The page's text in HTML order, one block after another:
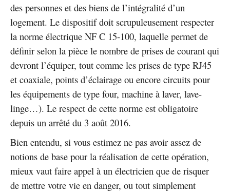
des personnes et des biens de l’intégralité d’un
logement. Le dispositif doit scrupuleusement respecter
la norme électrique NF C 15-100, laquelle permet de
définir selon la pièce le nombre de prises de courant qui
devront l’équiper, tout comme les prises de type RJ45
et coaxiale, points d’éclairage ou encore circuits pour
les équipements de type four, machine à laver, lave-
linge…). Le respect de cette norme est obligatoire
depuis un arrêté du 3 août 2016.
Bien entendu, si vous estimez ne pas avoir assez de
notions de base pour la réalisation de cette opération,
mieux vaut faire appel à un électricien que de risquer
de mettre votre vie en danger, ou tout simplement